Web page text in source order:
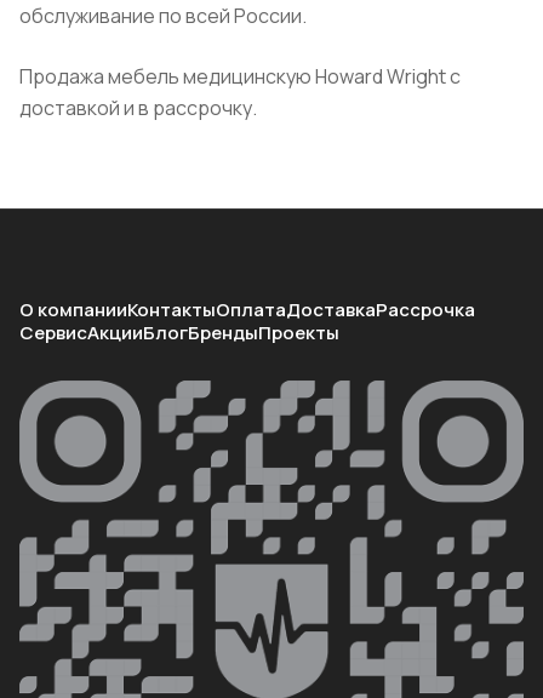
обслуживание по всей России.
Продажа мебель медицинскую Howard Wright с
доставкой и в рассрочку.
О компанииКонтактыОплатаДоставкаРассрочка
СервисАкцииБлогБрендыПроекты